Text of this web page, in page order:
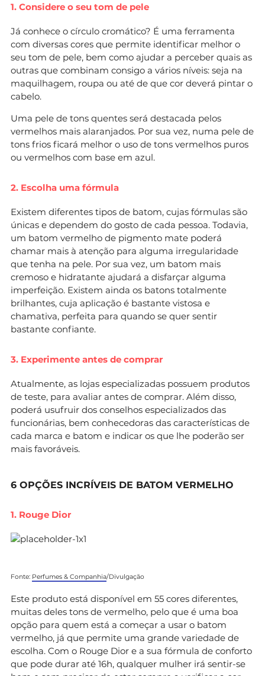
1. Considere o seu tom de pele
Já conhece o círculo cromático? É uma ferramenta
com diversas cores que permite identificar melhor o
seu tom de pele, bem como ajudar a perceber quais as
outras que combinam consigo a vários níveis: seja na
maquilhagem, roupa ou até de que cor deverá pintar o
cabelo.
Uma pele de tons quentes será destacada pelos
vermelhos mais alaranjados. Por sua vez, numa pele de
tons frios ficará melhor o uso de tons vermelhos puros
ou vermelhos com base em azul.
2. Escolha uma fórmula
Existem diferentes tipos de batom, cujas fórmulas são
únicas e dependem do gosto de cada pessoa. Todavia,
um batom vermelho de pigmento mate poderá
chamar mais à atenção para alguma irregularidade
que tenha na pele. Por sua vez, um batom mais
cremoso e hidratante ajudará a disfarçar alguma
imperfeição. Existem ainda os batons totalmente
brilhantes, cuja aplicação é bastante vistosa e
chamativa, perfeita para quando se quer sentir
bastante confiante.
3. Experimente antes de comprar
Atualmente, as lojas especializadas possuem produtos
de teste, para avaliar antes de comprar. Além disso,
poderá usufruir dos conselhos especializados das
funcionárias, bem conhecedoras das características de
cada marca e batom e indicar os que lhe poderão ser
mais favoráveis.
6 OPÇÕES INCRÍVEIS DE BATOM VERMELHO
1. Rouge Dior
Fonte: Perfumes & Companhia/Divulgação
Este produto está disponível em 55 cores diferentes,
muitas deles tons de vermelho, pelo que é uma boa
opção para quem está a começar a usar o batom
vermelho, já que permite uma grande variedade de
escolha. Com o Rouge Dior e a sua fórmula de conforto
que pode durar até 16h, qualquer mulher irá sentir-se